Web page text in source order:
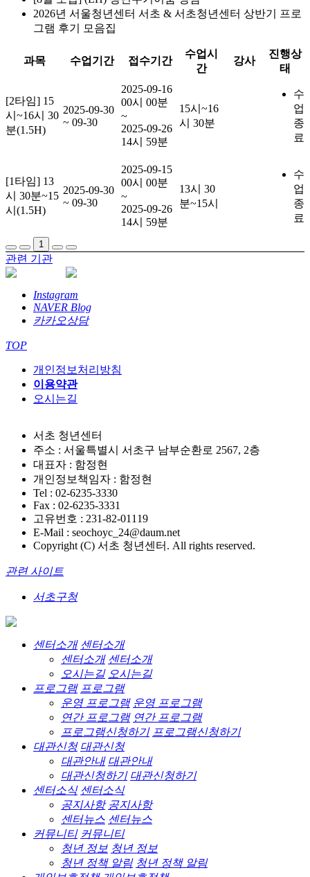
2026년 서울청년센터 서초 & 서초청년센터 상반기 프로
그램 후기 모음집
과목 수업기간 접수기간
수업시
간
강사
진행상
태
[2타임] 15
시~16시 30
분(1.5H)
2025-09-30
~ 09-30
2025-09-16
00시 00분
~
2025-09-26
14시 59분
15시~16
시 30분
수
업
종
료
[1타임] 13
시 30분~15
시(1.5H)
2025-09-30
~ 09-30
2025-09-15
00시 00분
~
2025-09-26
14시 59분
13시 30
분~15시
수
업
종
료
1
관련 기관
Instagram
NAVER Blog
카카오상담
TOP
개인정보처리방침
이용약관
오시는길
서초 청년센터
주소 : 서울특별시 서초구 남부순환로 2567, 2층
대표자 : 함정현
개인정보책임자 : 함정현
Tel : 02-6235-3330
Fax : 02-6235-3331
고유번호 : 231-82-01119
E-Mail : seochoyc_24@daum.net
Copyright (C) 서초 청년센터. All rights reserved.
관련 사이트
서초구청
센터소개 센터소개
센터소개 센터소개
오시는길 오시는길
프로그램 프로그램
운영 프로그램 운영 프로그램
연간 프로그램 연간 프로그램
프로그램신청하기 프로그램신청하기
대관신청 대관신청
대관안내 대관안내
대관신청하기 대관신청하기
센터소식 센터소식
공지사항 공지사항
센터뉴스 센터뉴스
커뮤니티 커뮤니티
청년 정보 청년 정보
청년 정책 알림 청년 정책 알림